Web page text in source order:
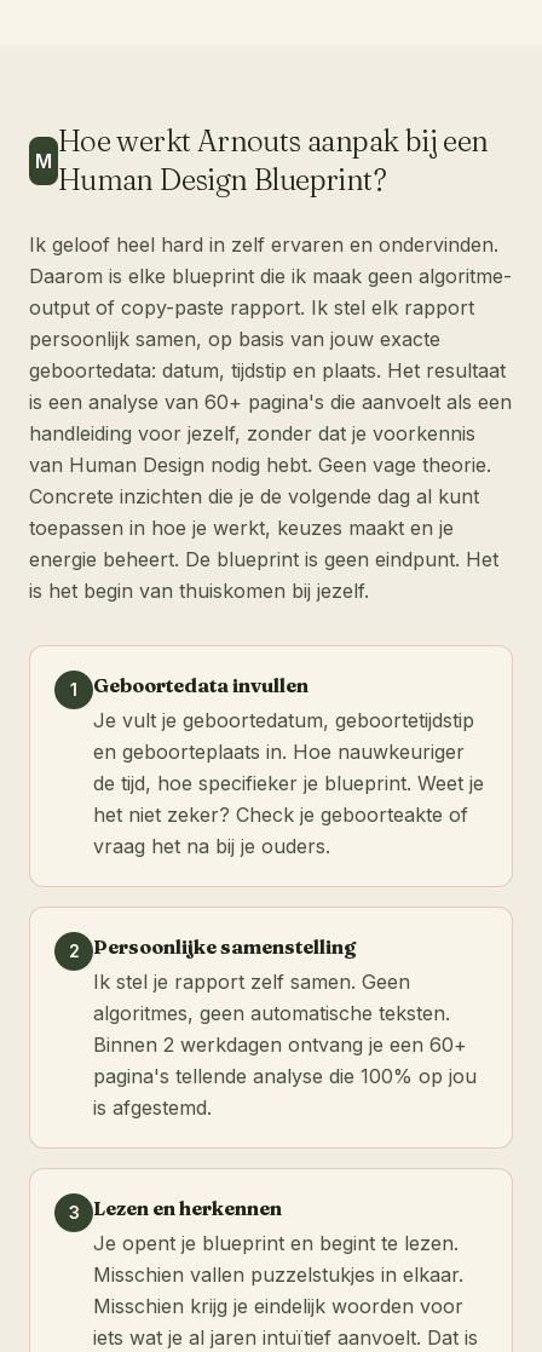
M
Hoe werkt Arnouts aanpak bij een
Human Design Blueprint?
Ik geloof heel hard in zelf ervaren en ondervinden.
Daarom is elke blueprint die ik maak geen algoritme-
output of copy-paste rapport. Ik stel elk rapport
persoonlijk samen, op basis van jouw exacte
geboortedata: datum, tijdstip en plaats. Het resultaat
is een analyse van 60+ pagina's die aanvoelt als een
handleiding voor jezelf, zonder dat je voorkennis
van Human Design nodig hebt. Geen vage theorie.
Concrete inzichten die je de volgende dag al kunt
toepassen in hoe je werkt, keuzes maakt en je
energie beheert. De blueprint is geen eindpunt. Het
is het begin van thuiskomen bij jezelf.
1
Geboortedata invullen
Je vult je geboortedatum, geboortetijdstip
en geboorteplaats in. Hoe nauwkeuriger
de tijd, hoe specifieker je blueprint. Weet je
het niet zeker? Check je geboorteakte of
vraag het na bij je ouders.
2
Persoonlijke samenstelling
Ik stel je rapport zelf samen. Geen
algoritmes, geen automatische teksten.
Binnen 2 werkdagen ontvang je een 60+
pagina's tellende analyse die 100% op jou
is afgestemd.
3
Lezen en herkennen
Je opent je blueprint en begint te lezen.
Misschien vallen puzzelstukjes in elkaar.
Misschien krijg je eindelijk woorden voor
iets wat je al jaren intuïtief aanvoelt. Dat is